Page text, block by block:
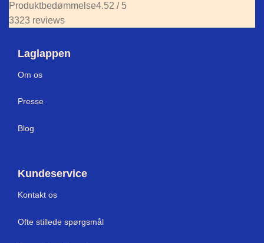
Produktbedømmelse4.52 / 5
3323 reviews
Laglappen
Om os
Presse
Blog
Kundeservice
Kontakt os
Ofte stillede spørgsmål